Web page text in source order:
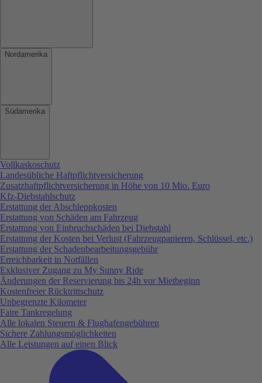
Nordamerika
Südamerika
Vollkaskoschutz
Landesübliche Haftpflichtversicherung
Zusatzhaftpflichtversicherung in Höhe von 10 Mio. Euro
Kfz-Diebstahlschutz
Erstattung der Abschleppkosten
Erstattung von Schäden am Fahrzeug
Erstattung von Einbruchschäden bei Diebstahl
Erstattung der Kosten bei Verlust (Fahrzeugpapieren, Schlüssel, etc.)
Erstattung der Schadenbearbeitungsgebühr
Erreichbarkeit in Notfällen
Exklusiver Zugang zu My Sunny Ride
Änderungen der Reservierung bis 24h vor Mietbeginn
Kostenfreier Rücktrittschutz
Unbegrenzte Kilometer
Faire Tankregelung
Alle lokalen Steuern & Flughafengebühren
Sichere Zahlungsmöglichkeiten
Alle Leistungen auf einen Blick